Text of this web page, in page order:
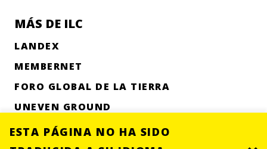
ESTA PÁGINA NO HA SIDO
MÁS DE ILC
LANDEX
MEMBERNET
FORO GLOBAL DE LA TIERRA
UNEVEN GROUND